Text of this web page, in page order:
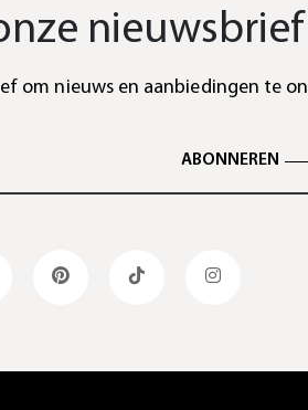
nieuwsbrief
om nieuws en aanbiedingen te
ABONNEREN